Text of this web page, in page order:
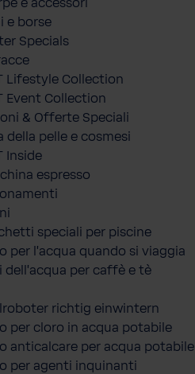
e accessori
e borse
Specials
Lifestyle Collection
Event Collection
& Offerte Speciali
della pelle e cosmesi
Inside
espresso
speciali per piscine
per l'acqua quando si viaggia
dell'acqua per caffè e tè
richtig einwintern
per cloro in acqua potabile
anticalcare per acqua potabile
per agenti inquinanti